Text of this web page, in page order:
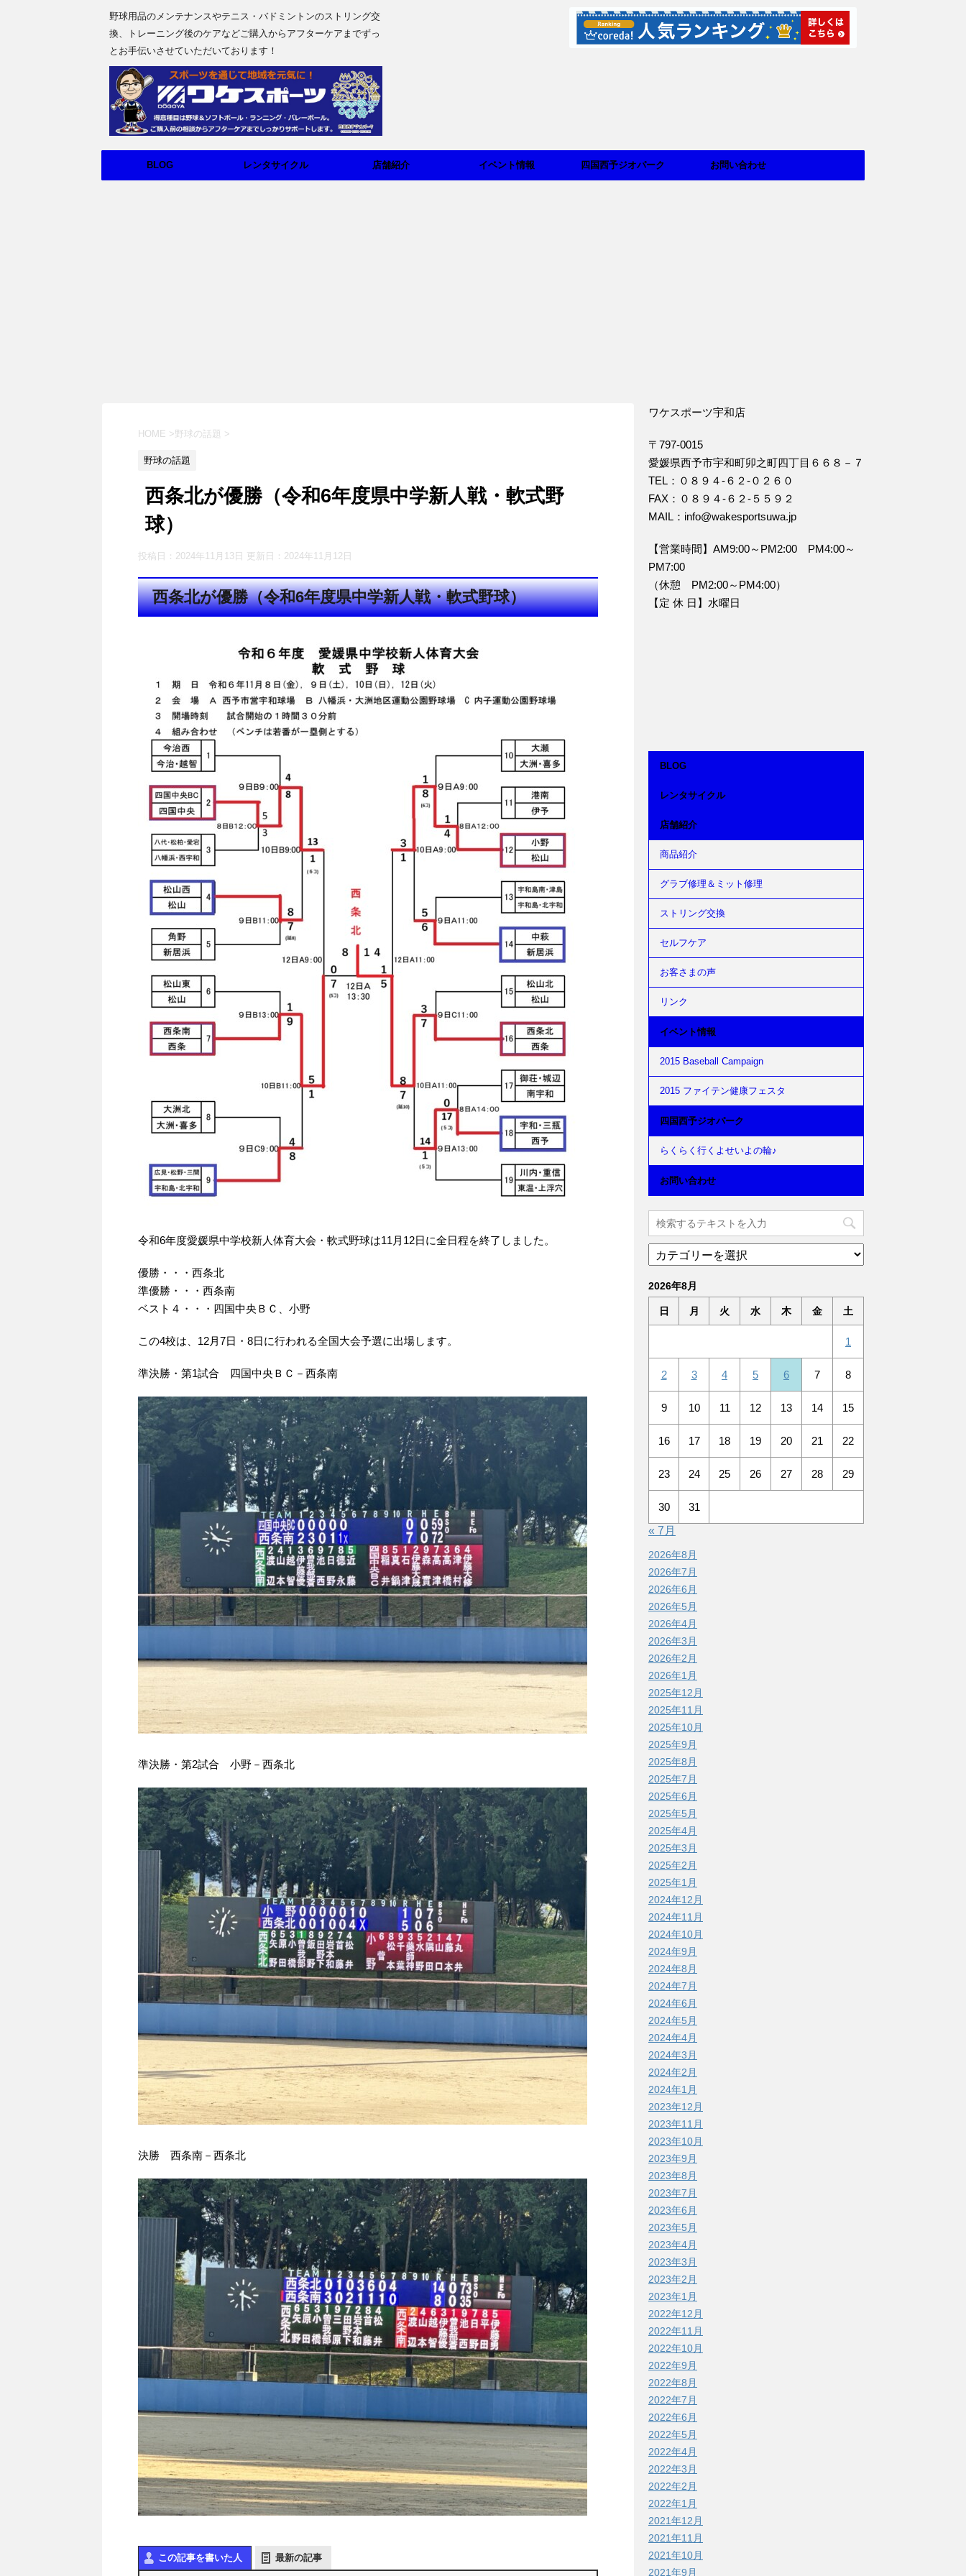
野球用品のメンテナンスやテニス・バドミントンのストリング交
換、トレーニング後のケアなどご購入からアフターケアまでずっ
とお手伝いさせていただいております！
BLOG レンタサイクル 店舗紹介 イベント情報 四国西予ジオパーク お問い合わせ
HOME >野球の話題 >
野球の話題
西条北が優勝（令和6年度県中学新人戦・軟式野
球）
投稿日：2024年11月13日 更新日： 2024年11月12日
西条北が優勝（令和6年度県中学新人戦・軟式野球）
令和6年度愛媛県中学校新人体育大会・軟式野球は11月12日に全日程を終了しました。
優勝・・・西条北
準優勝・・・西条南
ベスト４・・・四国中央ＢＣ、小野
この4校は、12月7日・8日に行われる全国大会予選に出場します。
準決勝・第1試合 四国中央ＢＣ－西条南
準決勝・第2試合 小野－西条北
決勝 西条南－西条北
この記事を書いた人 最新の記事
ワケスポーツ宇和店
〒797-0015
愛媛県西予市宇和町卯之町四丁目６６８－７
TEL：０８９４‐６２‐０２６０
FAX：０８９４‐６２‐５５９２
MAIL：info@wakesportsuwa.jp
【営業時間】AM9:00～PM2:00 PM4:00～
PM7:00
（休憩 PM2:00～PM4:00）
【定 休 日】水曜日
BLOG
レンタサイクル
店舗紹介
商品紹介
グラブ修理＆ミット修理
ストリング交換
セルフケア
お客さまの声
リンク
イベント情報
2015 Baseball Campaign
2015 ファイテン健康フェスタ
四国西予ジオパーク
らくらく行くよせいよの輪♪
お問い合わせ
2026年8月
日 月 火 水 木 金 土
1
2 3 4 5 6 7 8
9 10 11 12 13 14 15
16 17 18 19 20 21 22
23 24 25 26 27 28 29
30
31
« 7月
2026年8月
2026年7月
2026年6月
2026年5月
2026年4月
2026年3月
2026年2月
2026年1月
2025年12月
2025年11月
2025年10月
2025年9月
2025年8月
2025年7月
2025年6月
2025年5月
2025年4月
2025年3月
2025年2月
2025年1月
2024年12月
2024年11月
2024年10月
2024年9月
2024年8月
2024年7月
2024年6月
2024年5月
2024年4月
2024年3月
2024年2月
2024年1月
2023年12月
2023年11月
2023年10月
2023年9月
2023年8月
2023年7月
2023年6月
2023年5月
2023年4月
2023年3月
2023年2月
2023年1月
2022年12月
2022年11月
2022年10月
2022年9月
2022年8月
2022年7月
2022年6月
2022年5月
2022年4月
2022年3月
2022年2月
2022年1月
2021年12月
2021年11月
2021年10月
2021年9月